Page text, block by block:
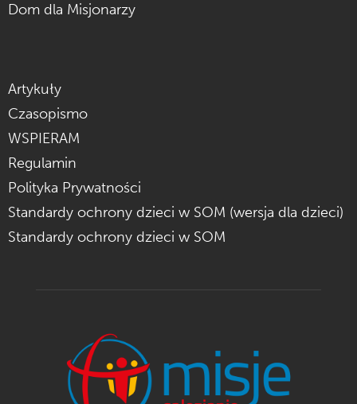
Dom dla Misjonarzy
Artykuły
Czasopismo
WSPIERAM
Regulamin
Polityka Prywatności
Standardy ochrony dzieci w SOM (wersja dla dzieci)
Standardy ochrony dzieci w SOM